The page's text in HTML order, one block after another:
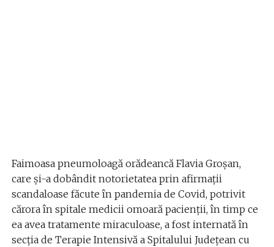
Faimoasa pneumoloagă orădeancă Flavia Groșan,
care și-a dobândit notorietatea prin afirmații
scandaloase făcute în pandemia de Covid, potrivit
cărora în spitale medicii omoară pacienții, în timp ce
ea avea tratamente miraculoase, a fost internată în
secția de Terapie Intensivă a Spitalului Județean cu